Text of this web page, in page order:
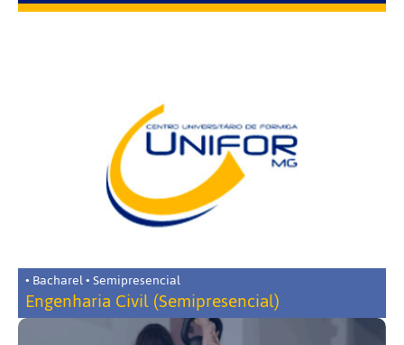
• Bacharel • Semipresencial
Engenharia Civil (Semipresencial)